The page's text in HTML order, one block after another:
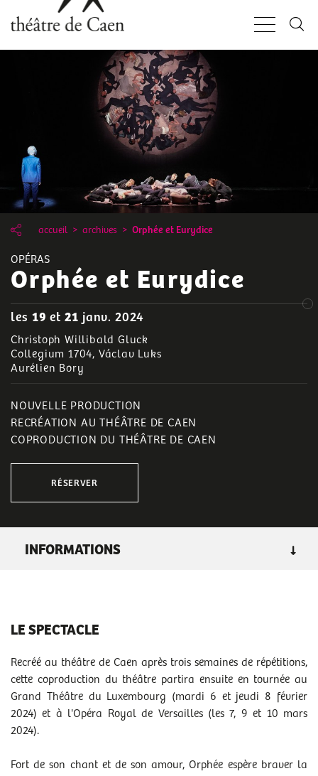
au
contenu
principal
accueil archives Orphée et Eurydice
OPÉRAS
Orphée et Eurydice
les 19 et21 janv. 2024
Christoph Willibald Gluck
Collegium 1704, Václav Luks
Aurélien Bory
NOUVELLE PRODUCTION
RECRÉATION AU THÉÂTRE DE CAEN
COPRODUCTION DU THÉÂTRE DE CAEN
RÉSERVER
INFORMATIONS
DURÉE :1h40
TARIF E:de 10 € à 66 €
RENDEZ-VOUS
ven 19/01/2024
- 20h00
dim 21/01/2024
- 15h30
chanté et surtitré en français
LE SPECTACLE
Recréé au théâtre de Caen après trois semaines de répétitions,
cette coproduction du théâtre partira ensuite en tournée au
Grand Théâtre du Luxembourg (mardi 6 et jeudi 8 février
2024) et à l'Opéra Royal de Versailles (les 7, 9 et 10 mars
2024).
Fort de son chant et de son amour, Orphée espère braver la
Panneau de gestion des cookies